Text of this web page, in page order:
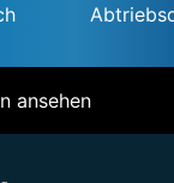
ansehen